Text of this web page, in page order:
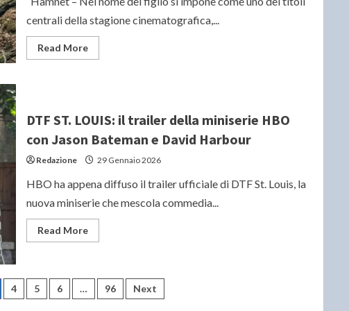
Anne
Hathaway
centrali della stagione cinematografica,...
Read MoreRead
more
DEL
FIGLIO:
il
film
di
Chloé
con
Buckley
Paul
Mescal
candidato
otto
nomination
complessive
DTF ST. LOUIS: il trailer della miniserie HBO
con Jason Bateman e David Harbour
Redazione 29 Gennaio 2026
HBO ha appena diffuso il trailer ufficiale di DTF St. Louis, la
nuova miniserie che mescola commedia...
Read MoreRead
more
LOUIS:
trailer
4 5 6 … 96 Next